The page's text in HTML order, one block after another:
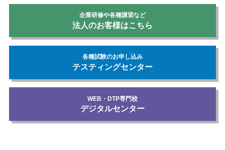
企業研修や各種講習など
法人のお客様はこちら
各種試験のお申し込み
テスティングセンター
WEB・DTP専門校
デジタルセンター